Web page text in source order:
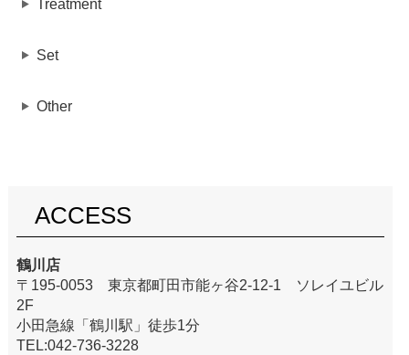
Treatment
Set
Other
ACCESS
鶴川店
〒195-0053 東京都町田市能ヶ谷2-12-1 ソレイユビル
2F
小田急線「鶴川駅」徒歩1分
TEL:042-736-3228